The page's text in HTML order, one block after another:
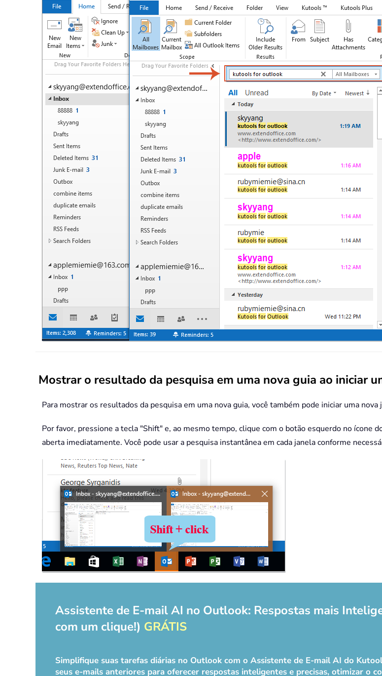
Mostrar o resultado da pesquisa em uma nova guia ao iniciar
Para mostrar os resultados da pesquisa em uma nova guia, você também pode iniciar uma
Por favor, pressione a tecla "Shift" e, ao mesmo tempo, clique com o botão esquerdo no ícone
aberta imediatamente. Você pode usar a pesquisa instantânea em cada janela conforme
Assistente de E-mail AI no Outlook: Respostas mais
com um clique!) GRÁTIS
Simplifique suas tarefas diárias no Outlook com o Assistente de E-mail AI do
seus e-mails anteriores para oferecer respostas inteligentes e precisas, otimizar o